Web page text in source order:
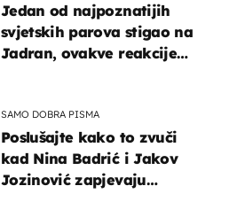
Jedan od najpoznatijih
svjetskih parova stigao na
Jadran, ovakve reakcije
SAMO DOBRA PISMA
Poslušajte kako to zvuči
kad Nina Badrić i Jakov
Jozinović zapjevaju